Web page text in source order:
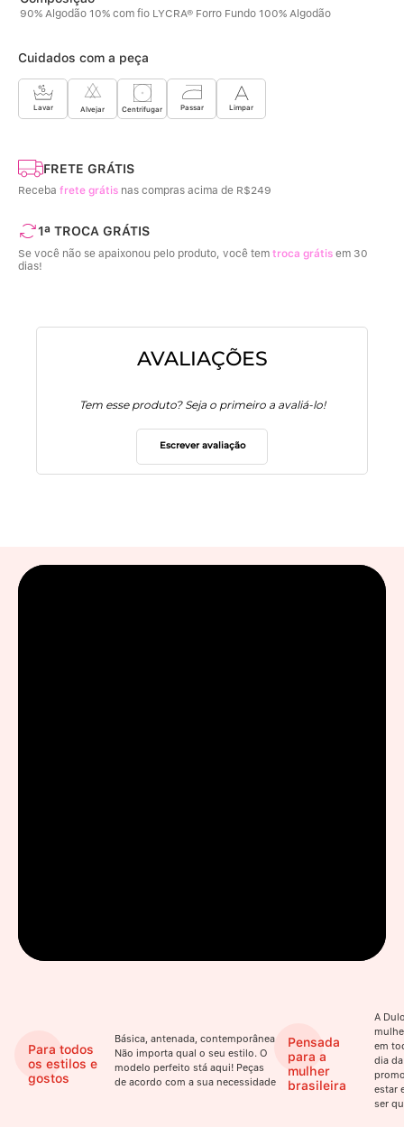
90% Algodão 10% com fio LYCRA® Forro Fundo 100% Algodão
Cuidados com a peça
Lavar Alvejar Centrifugar Passar Limpar
FRETE GRÁTIS
Receba frete grátis nas compras acima de R$249
1ª TROCA GRÁTIS
Se você não se apaixonou pelo produto, você tem troca grátis em 30
dias!
AVALIAÇÕES
Tem esse produto? Seja o primeiro a avaliá-lo!
Escrever avaliação
Para todos
os estilos e
gostos
Básica, antenada, contemporânea.
Não importa qual o seu estilo. O
modelo perfeito stá aqui! Peças
de acordo com a sua necessidade
Pensada
para a
mulher
brasileira
A
em
dia
estar
ser